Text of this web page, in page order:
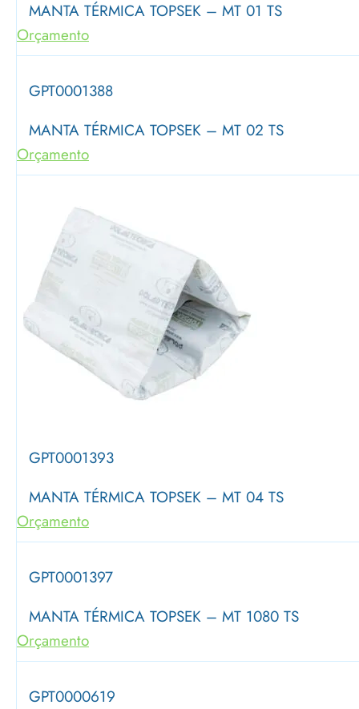
MANTA TÉRMICA TOPSEK – MT 01 TS
Orçamento
GPT0001388
MANTA TÉRMICA TOPSEK – MT 02 TS
Orçamento
GPT0001393
MANTA TÉRMICA TOPSEK – MT 04 TS
Orçamento
GPT0001397
MANTA TÉRMICA TOPSEK – MT 1080 TS
Orçamento
GPT0000619